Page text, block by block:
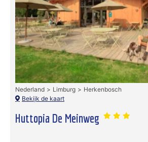
Huttopia De Meinweg
Nederland Limburg
Herkenbosch
Bekijk de kaart